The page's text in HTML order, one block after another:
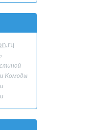
Комоды